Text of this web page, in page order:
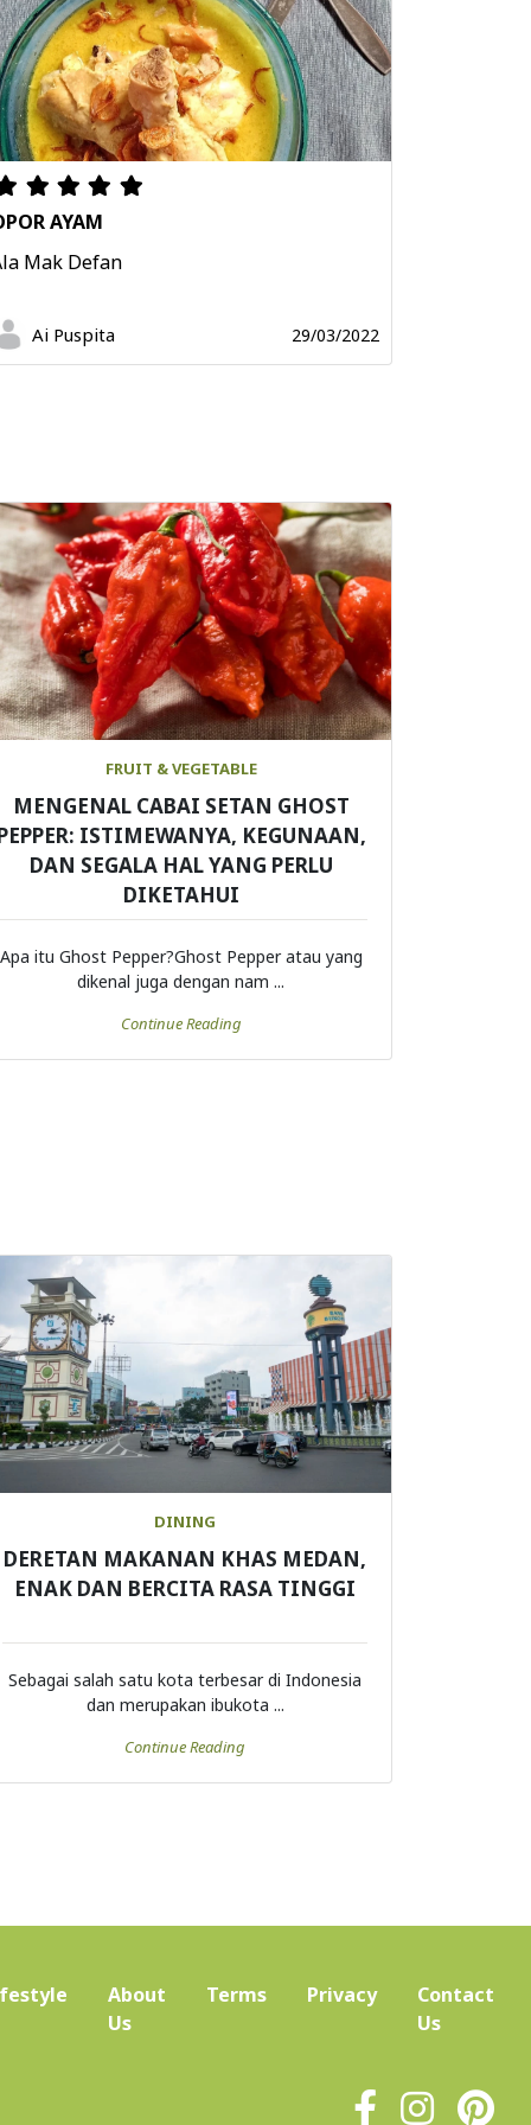
AYAM
Mak Defan
Ai Puspita 29/03/2022
FRUIT & VEGETABLE
MENGENAL CABAI SETAN GHOST
ISTIMEWANYA, KEGUNAAN,
DAN SEGALA HAL YANG PERLU
DIKETAHUI
Apa itu Ghost Pepper?Ghost Pepper atau yang
dikenal juga dengan nam ...
Continue Reading
DINING
DERETAN MAKANAN KHAS MEDAN,
ENAK DAN BERCITA RASA TINGGI
Sebagai salah satu kota terbesar di Indonesia
dan merupakan ibukota ...
Continue Reading
About
Us(current)
Terms Privacy
Contact
Us